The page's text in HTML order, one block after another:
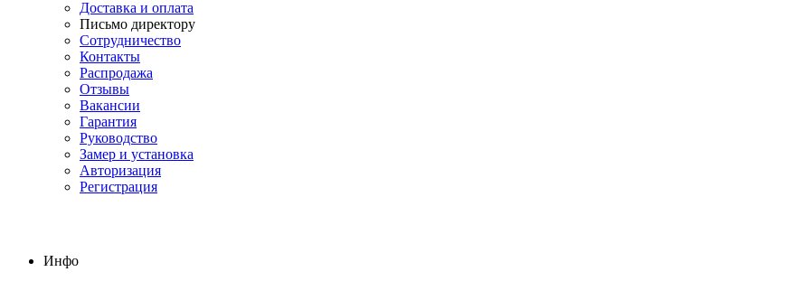
Доставка и оплата
Письмо директору
Сотрудничество
Контакты
Распродажа
Отзывы
Вакансии
Гарантия
Руководство
Замер и установка
Авторизация
Регистрация
Инфо